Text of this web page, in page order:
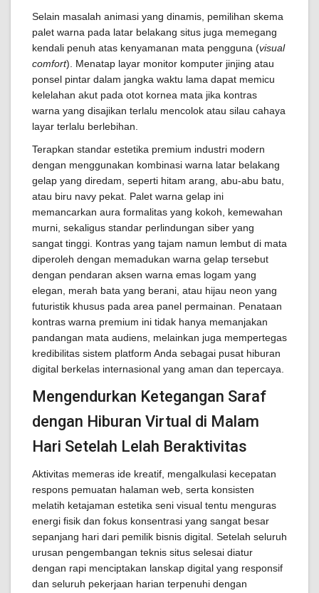
Selain masalah animasi yang dinamis, pemilihan skema
palet warna pada latar belakang situs juga memegang
kendali penuh atas kenyamanan mata pengguna (visual
comfort). Menatap layar monitor komputer jinjing atau
ponsel pintar dalam jangka waktu lama dapat memicu
kelelahan akut pada otot kornea mata jika kontras
warna yang disajikan terlalu mencolok atau silau cahaya
layar terlalu berlebihan.
Terapkan standar estetika premium industri modern
dengan menggunakan kombinasi warna latar belakang
gelap yang diredam, seperti hitam arang, abu-abu batu,
atau biru navy pekat. Palet warna gelap ini
memancarkan aura formalitas yang kokoh, kemewahan
murni, sekaligus standar perlindungan siber yang
sangat tinggi. Kontras yang tajam namun lembut di mata
diperoleh dengan memadukan warna gelap tersebut
dengan pendaran aksen warna emas logam yang
elegan, merah bata yang berani, atau hijau neon yang
futuristik khusus pada area panel permainan. Penataan
kontras warna premium ini tidak hanya memanjakan
pandangan mata audiens, melainkan juga mempertegas
kredibilitas sistem platform Anda sebagai pusat hiburan
digital berkelas internasional yang aman dan tepercaya.
Mengendurkan Ketegangan Saraf
dengan Hiburan Virtual di Malam
Hari Setelah Lelah Beraktivitas
Aktivitas memeras ide kreatif, mengalkulasi kecepatan
respons pemuatan halaman web, serta konsisten
melatih ketajaman estetika seni visual tentu menguras
energi fisik dan fokus konsentrasi yang sangat besar
sepanjang hari dari pemilik bisnis digital. Setelah seluruh
urusan pengembangan teknis situs selesai diatur
dengan rapi menciptakan lanskap digital yang responsif
dan seluruh pekerjaan harian terpenuhi dengan